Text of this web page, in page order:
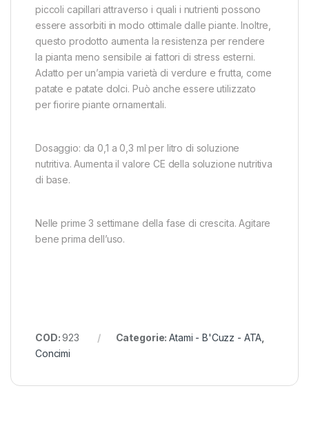
piccoli capillari attraverso i quali i nutrienti possono
essere assorbiti in modo ottimale dalle piante. Inoltre,
questo prodotto aumenta la resistenza per rendere
la pianta meno sensibile ai fattori di stress esterni.
Adatto per un’ampia varietà di verdure e frutta, come
patate e patate dolci. Può anche essere utilizzato
per fiorire piante ornamentali.
Dosaggio: da 0,1 a 0,3 ml per litro di soluzione
nutritiva. Aumenta il valore CE della soluzione nutritiva
di base.
Nelle prime 3 settimane della fase di crescita. Agitare
bene prima dell’uso.
COD:923 Categorie:Atami - B'Cuzz - ATA
Concimi